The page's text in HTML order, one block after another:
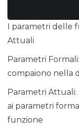
I parametri delle
Attuali
Parametri
compaiono nella
Parametri Attuali:
ai parametri
funzione